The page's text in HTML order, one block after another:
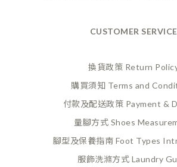
CUSTOMER SERVICE
換貨政策 Return
購買須知 Terms and
付款及配送政策 Payment &
量腳方式 Shoes
腳型及保養指南 Foot Types
服飾洗滌方式 Laundry